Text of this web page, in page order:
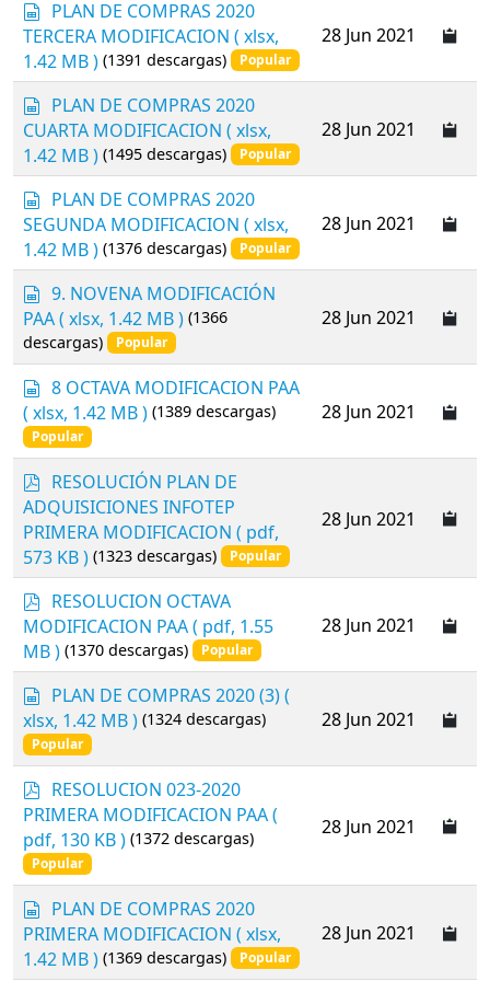
e
t
d
s
h
e
e
t
p
r
e
a
d
s
h
e
e
t
PLAN DE COMPRAS 2020
TERCERA MODIFICACION ( xlsx,
1.42 MB ) (1391 descargas) Popular
28 Jun 2021
p
r
e
a
d
s
h
e
e
t
PLAN DE COMPRAS 2020
CUARTA MODIFICACION ( xlsx,
1.42 MB ) (1495 descargas) Popular
28 Jun 2021
p
r
e
a
d
s
h
e
e
t
PLAN DE COMPRAS 2020
SEGUNDA MODIFICACION ( xlsx,
1.42 MB ) (1376 descargas) Popular
28 Jun 2021
s
p
r
e
a
d
s
h
e
e
t
9. NOVENA MODIFICACIÓN
PAA( xlsx, 1.42 MB ) (1366
descargas)
Popular
28 Jun 2021
p
r
e
a
d
s
h
e
e
8 OCTAVA MODIFICACION PAA
( xlsx, 1.42 MB ) (1389 descargas)
Popular
28 Jun 2021
p
d
f
RESOLUCIÓN PLAN DE
ADQUISICIONES INFOTEP
PRIMERA MODIFICACION ( pdf,
573 KB ) (1323 descargas) Popular
28 Jun 2021
p
d
f
RESOLUCION OCTAVA
MODIFICACION PAA( pdf, 1.55
MB ) (1370 descargas) Popular
28 Jun 2021
p
r
e
a
d
s
h
e
e
PLAN DE COMPRAS 2020 (3)(
xlsx, 1.42 MB ) (1324 descargas)
Popular
28 Jun 2021
p
d
f
RESOLUCION 023-2020
PRIMERA MODIFICACION PAA(
pdf, 130 KB ) (1372 descargas)
Popular
28 Jun 2021
p
r
e
PLAN DE COMPRAS 2020
PRIMERA MODIFICACION ( xlsx,
1.42 MB ) (1369 descargas) Popular
28 Jun 2021